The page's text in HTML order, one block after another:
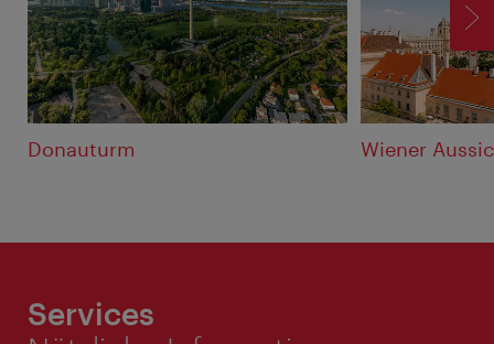
Donauturm Wiener
Services